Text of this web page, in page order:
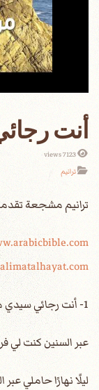
أنت
7123 views
ترانيم
1- أنت رجائي سيدي متكلي منذ الصبا
عبر السنين كنت لي
ليلًا نهارًا حاملي عبر